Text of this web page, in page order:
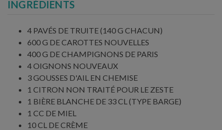
INGRÉDIENTS
4 PAVÉS DE TRUITE (140 G CHACUN)
600 G DE CAROTTES NOUVELLES
400 G DE CHAMPIGNONS DE PARIS
4 OIGNONS NOUVEAUX
3 GOUSSES D'AIL EN CHEMISE
1 CITRON NON TRAITÉ POUR LE ZESTE
1 BIÈRE BLANCHE DE 33 CL (TYPE BARGE)
1 CC DE MIEL
10 CL DE CRÈME